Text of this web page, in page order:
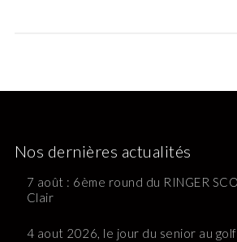
Nos dernières actualités
7 août : 6ème round du RINGER
Clair
4 aout 2026, le jour du senior au